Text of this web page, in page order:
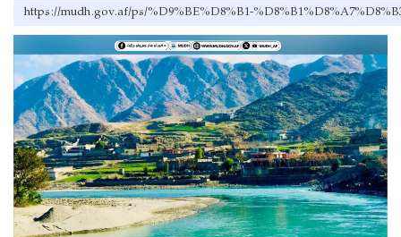
https://mudh.gov.af/ps/%D9%BE%D8%B1-